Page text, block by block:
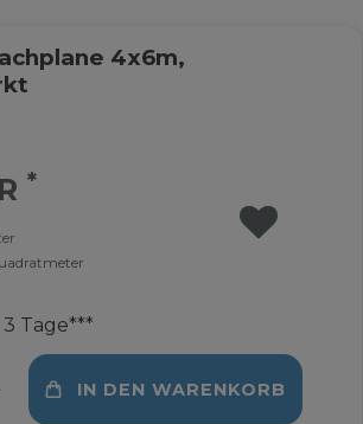
4x6m,
*
3 Tage***
IN DEN WARENKORB